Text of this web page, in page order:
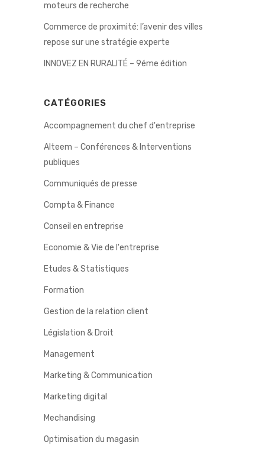
moteurs de recherche
Commerce de proximité: l’avenir des villes
repose sur une stratégie experte
INNOVEZ EN RURALITÉ – 9éme édition
CATÉGORIES
Accompagnement du chef d'entreprise
Alteem – Conférences & Interventions
publiques
Communiqués de presse
Compta & Finance
Conseil en entreprise
Economie & Vie de l'entreprise
Etudes & Statistiques
Formation
Gestion de la relation client
Législation & Droit
Management
Marketing & Communication
Marketing digital
Mechandising
Optimisation du magasin